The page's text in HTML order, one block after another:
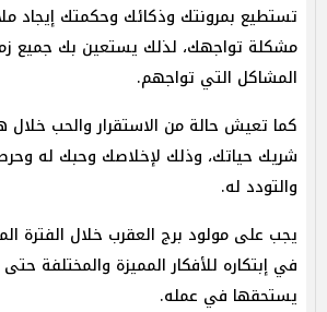
تستطيع بمرونتك وذكائك وحكمتك إيجاد
مشكلة تواجهك، لذلك يستعين بك جميع
المشاكل التي تواجهم.
كما تعيش حالة من الاستقرار والحب خلال
شريك حياتك، وذلك لإخلاصك وحبك له
والتودد له.
يجب على مولود برج العقرب خلال الفترة
في إبتكاره للأفكار المميزة والمختلفة
يستحقها في عمله.